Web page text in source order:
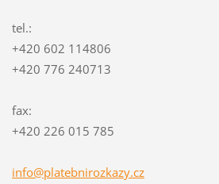
tel.:
+420 602 114806
+420 776 240713
fax:
+420 226 015 785
info@platebnirozkazy.cz